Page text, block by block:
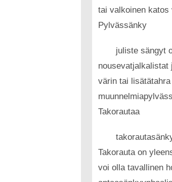
tai valkoinen katos
Pylvässänky
juliste sängyt
värin tai
Takorautaa
Takorauta on
voi olla tavallinen